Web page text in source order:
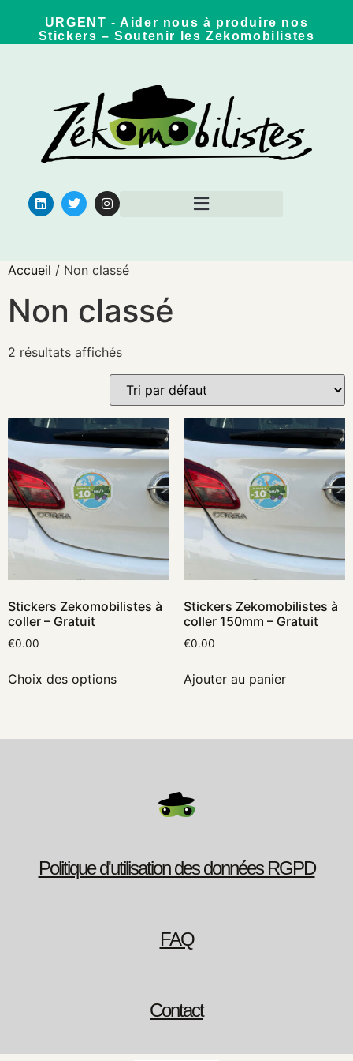
URGENT - Aider nous à produire nos
Stickers – Soutenir les Zekomobilistes
Accueil / Non classé
Non classé
2 résultats affichés
Stickers Zekomobilistes à
coller – Gratuit
€0.00
Choix des options
Stickers Zekomobilistes à
coller 150mm – Gratuit
€0.00
Ajouter au panier
Politique d'utilisation des données RGPD
FAQ
Contact